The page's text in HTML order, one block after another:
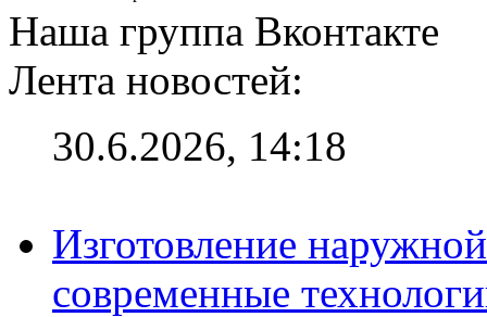
Наша группа Вконтакте
Лента новостей:
30.6.2026, 14:18
Изготовление
современные